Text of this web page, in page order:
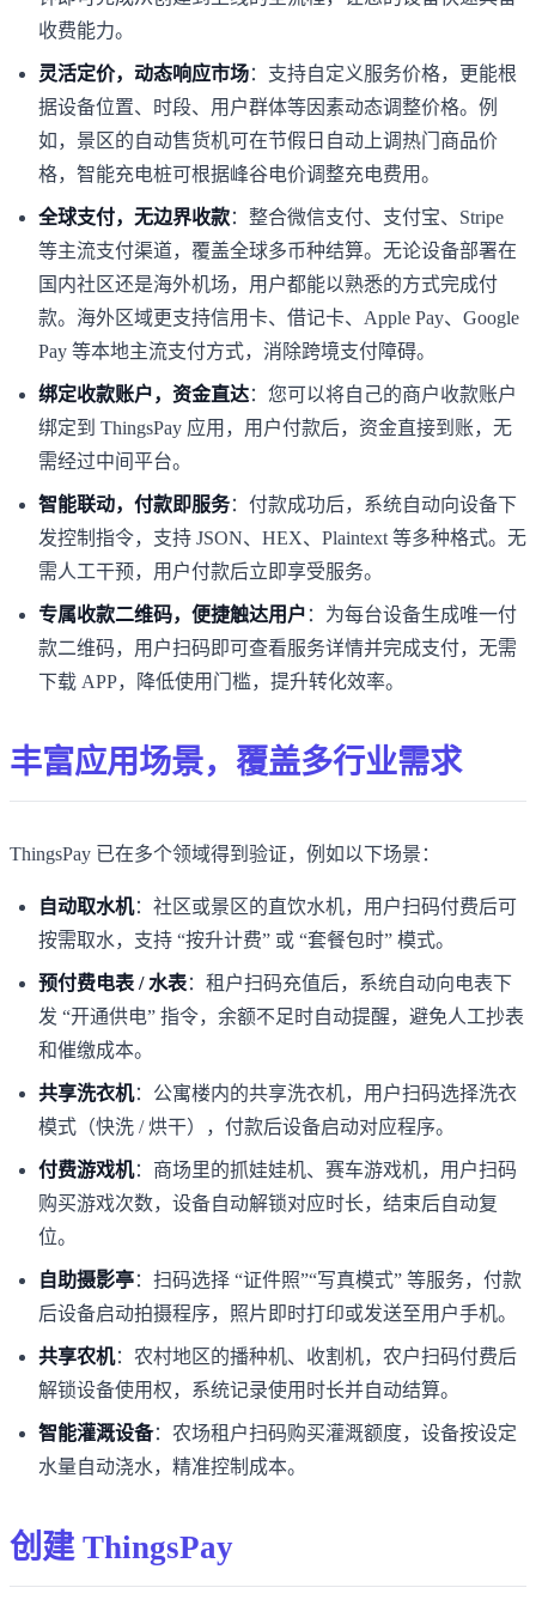
收费能力。
灵活定价，动态响应市场：支持自定义服务价格，更能根
据设备位置、时段、用户群体等因素动态调整价格。例
如，景区的自动售货机可在节假日自动上调热门商品价
格，智能充电桩可根据峰谷电价调整充电费用。
全球支付，无边界收款：整合微信支付、支付宝、Stripe
等主流支付渠道，覆盖全球多币种结算。无论设备部署在
国内社区还是海外机场，用户都能以熟悉的方式完成付
款。海外区域更支持信用卡、借记卡、Apple Pay、Google
Pay 等本地主流支付方式，消除跨境支付障碍。
绑定收款账户，资金直达：您可以将自己的商户收款账户
绑定到 ThingsPay 应用，用户付款后，资金直接到账，无
需经过中间平台。
智能联动，付款即服务：付款成功后，系统自动向设备下
发控制指令，支持 JSON、HEX、Plaintext 等多种格式。无
需人工干预，用户付款后立即享受服务。
专属收款二维码，便捷触达用户 ：为每台设备生成唯一付
款二维码，用户扫码即可查看服务详情并完成支付，无需
下载 APP，降低使用门槛，提升转化效率。
丰富应用场景，覆盖多行业需求
ThingsPay 已在多个领域得到验证，例如以下场景：
自动取水机：社区或景区的直饮水机，用户扫码付费后可
按需取水，支持 “按升计费” 或 “套餐包时” 模式。
预付费电表 / 水表：租户扫码充值后，系统自动向电表下
发 “开通供电” 指令，余额不足时自动提醒，避免人工抄表
和催缴成本。
共享洗衣机：公寓楼内的共享洗衣机，用户扫码选择洗衣
模式（快洗 / 烘干），付款后设备启动对应程序。
付费游戏机：商场里的抓娃娃机、赛车游戏机，用户扫码
购买游戏次数，设备自动解锁对应时长，结束后自动复
位。
自助摄影亭：扫码选择 “证件照”“写真模式” 等服务，付款
后设备启动拍摄程序，照片即时打印或发送至用户手机。
共享农机：农村地区的播种机、收割机，农户扫码付费后
解锁设备使用权，系统记录使用时长并自动结算。
智能灌溉设备：农场租户扫码购买灌溉额度，设备按设定
水量自动浇水，精准控制成本。
创建 ThingsPay